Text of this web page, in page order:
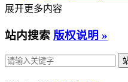
展开更多内容
站内搜索 版权说明 »